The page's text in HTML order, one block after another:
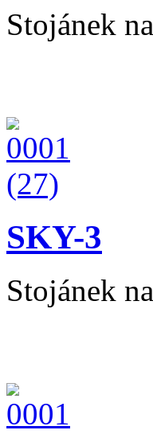
Stojánek
SKY-3
Stojánek